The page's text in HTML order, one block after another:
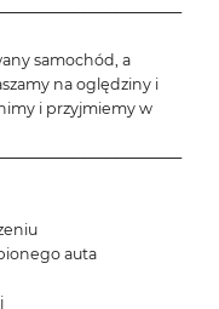
samochód, a
na oględziny i
i przyjmiemy w
auta